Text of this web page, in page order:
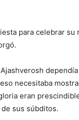
para celebrar
Ajashverosh
necesitaba
eran
sus súbditos.